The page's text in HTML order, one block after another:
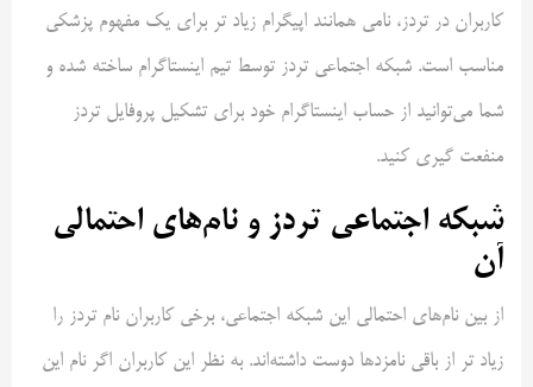
کاربران در تردز، نامی همانند اپیگرام زیاد تر برای یک مفهوم پزشکی
مناسب است. شبکه اجتماعی تردز توسط تیم اینستاگرام ساخته شده و
شما می‌توانید از حساب اینستاگرام خود برای تشکیل پروفایل تردز
منفعت گیری کنید.
شبکه اجتماعی تردز و نام‌های احتمالی
آن
از بین نام‌های احتمالی این شبکه اجتماعی، برخی کاربران نام تردز را
زیاد تر از باقی نامزدها دوست داشته‌اند. به نظر این کاربران اگر نام این